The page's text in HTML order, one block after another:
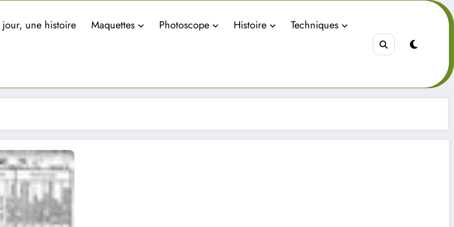
jour, une histoire Maquettes Photoscope Histoire Techniques